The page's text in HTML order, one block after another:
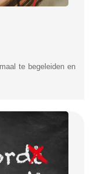
te begeleiden en